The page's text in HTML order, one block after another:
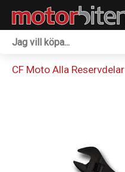
CF Moto Alla Reservdelar